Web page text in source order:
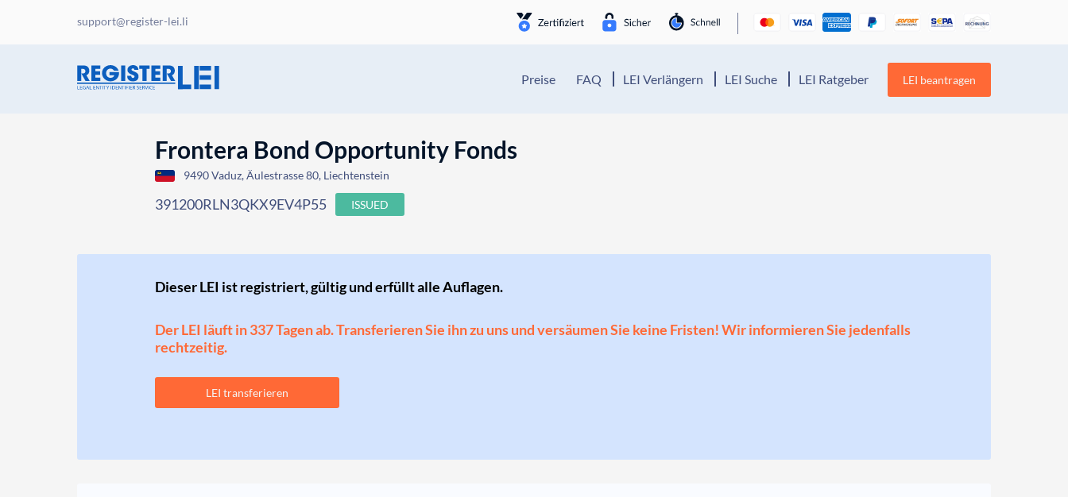
support@register-lei.li
Preise FAQ LEI Verlängern LEI Suche LEI Ratgeber LEI beantragen
Frontera Bond Opportunity Fonds
9490 Vaduz, Äulestrasse 80, Liechtenstein
391200RLN3QKX9EV4P55 ISSUED
Dieser LEI ist registriert, gültig und erfüllt alle Auflagen.
Der LEI läuft in 337 Tagen ab. Transferieren Sie ihn zu uns und versäumen Sie keine Fristen! Wir informieren Sie jedenfalls
rechtzeitig.
LEI transferieren